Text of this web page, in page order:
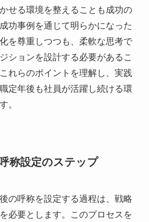
せる環境を整えることも成功の
功事例を通じて明らかになった
を尊重しつつも、柔軟な思考で
ションを設計する必要があるこ
れらのポイントを理解し、実践
定年後も社員が活躍し続ける環
。
称設定のステップ
の呼称を設定する過程は、戦略
必要とします。このプロセスを